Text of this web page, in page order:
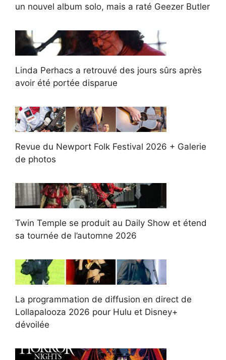
un nouvel album solo, mais a raté Geezer Butler
Linda Perhacs a retrouvé des jours sûrs après
avoir été portée disparue
Revue du Newport Folk Festival 2026 + Galerie
de photos
Twin Temple se produit au Daily Show et étend
sa tournée de l’automne 2026
La programmation de diffusion en direct de
Lollapalooza 2026 pour Hulu et Disney+
dévoilée